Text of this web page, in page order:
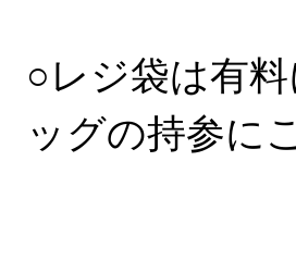
○レジ袋は有
ッグの持参に